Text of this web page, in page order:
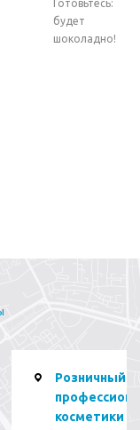
Готовьтесь:
будет
шоколадно!
Розничный
косметики